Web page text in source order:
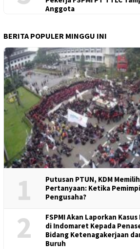
Anggota
BERITA POPULER MINGGU INI
1
Putusan PTUN, KDM
Pertanyaan: Ketika
Pengusaha?
2
FSPMI Akan Laporkan
di Indomaret Kepada
Bidang Ketenagakerjaan
Buruh